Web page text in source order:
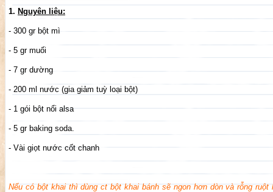
1. Nguyên liệu:
- 300 gr bột mì
- 5 gr muối
- 7 gr dường
- 200 ml nước (gia giảm tuỳ loại bột)
- 1 gói bột nổi alsa
- 5 gr baking soda.
- Vài giọt nước cốt chanh
Nếu có bột khai thì dùng ct bột khai bánh sẽ ngon hơn dòn và rỗng